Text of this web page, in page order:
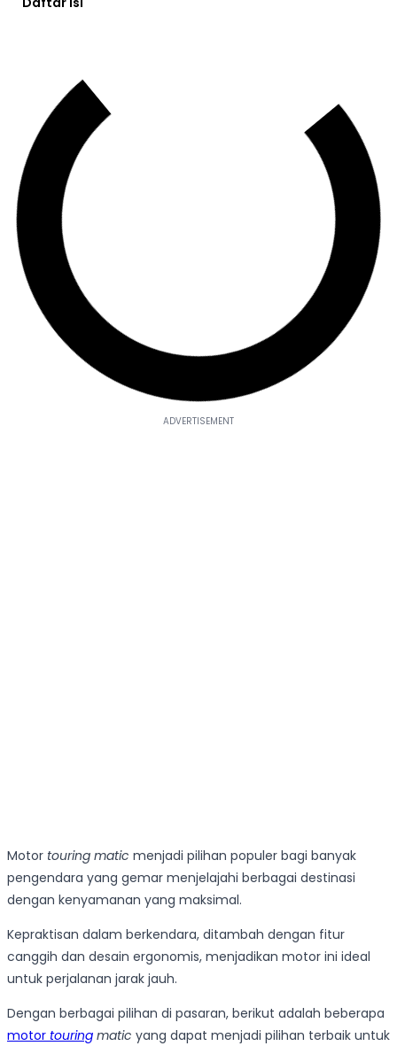
Motor touring matic menjadi pilihan populer bagi banyak
pengendara yang gemar menjelajahi berbagai destinasi
dengan kenyamanan yang maksimal.
Kepraktisan dalam berkendara, ditambah dengan fitur
canggih dan desain ergonomis, menjadikan motor ini ideal
untuk perjalanan jarak jauh.
Dengan berbagai pilihan di pasaran, berikut adalah beberapa
motor touring matic yang dapat menjadi pilihan terbaik untuk